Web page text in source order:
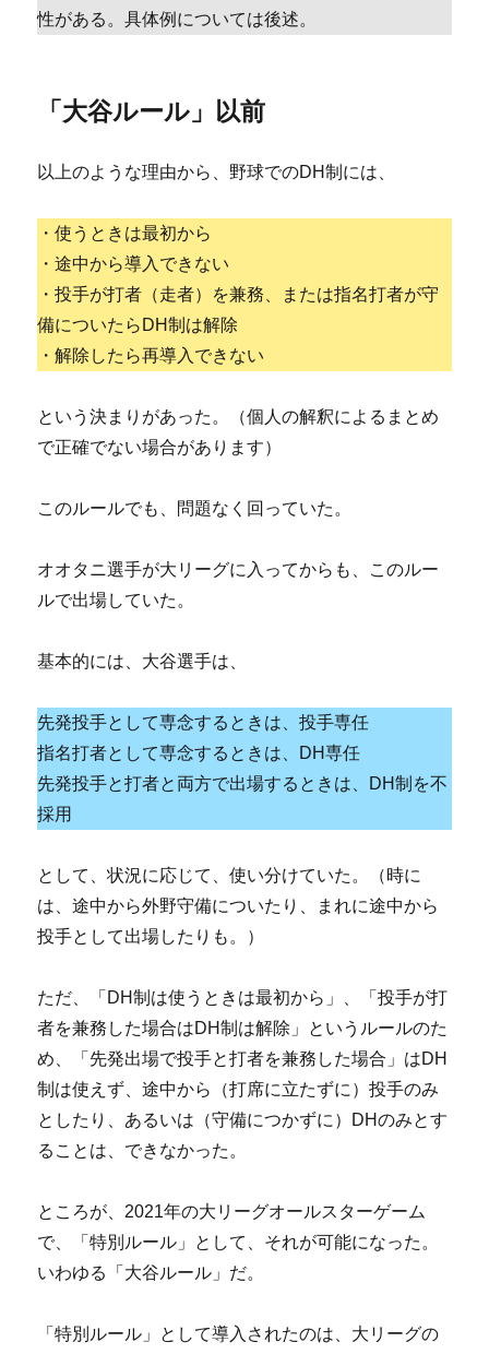
性がある。具体例については後述。
「大谷ルール」以前
以上のような理由から、野球でのDH制には、
・使うときは最初から
・途中から導入できない
・投手が打者（走者）を兼務、または指名打者が守
備についたらDH制は解除
・解除したら再導入できない
という決まりがあった。（個人の解釈によるまとめ
で正確でない場合があります）
このルールでも、問題なく回っていた。
オオタニ選手が大リーグに入ってからも、このルー
ルで出場していた。
基本的には、大谷選手は、
先発投手として専念するときは、投手専任
指名打者として専念するときは、DH専任
先発投手と打者と両方で出場するときは、DH制を不
採用
として、状況に応じて、使い分けていた。（時に
は、途中から外野守備についたり、まれに途中から
投手として出場したりも。）
ただ、「DH制は使うときは最初から」、「投手が打
者を兼務した場合はDH制は解除」というルールのた
め、「先発出場で投手と打者を兼務した場合」はDH
制は使えず、途中から（打席に立たずに）投手のみ
としたり、あるいは（守備につかずに）DHのみとす
ることは、できなかった。
ところが、2021年の大リーグオールスターゲーム
で、「特別ルール」として、それが可能になった。
いわゆる「大谷ルール」だ。
「特別ルール」として導入されたのは、大リーグの